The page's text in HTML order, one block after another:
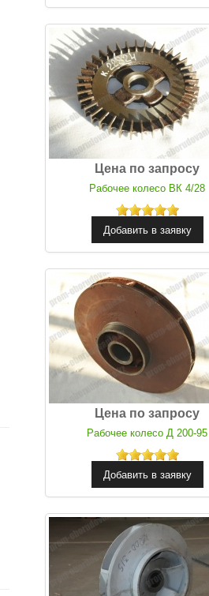
Цена по запросу
Рабочее колесо ВК 4/28
Цена по запросу
Рабочее колесо Д 200-95